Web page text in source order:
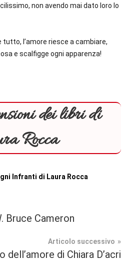
non avendo mai dato loro lo
tutto, l’amore riesce a cambiare,
e scalfigge ogni apparenza!
dei libri di
Rocca
Infranti di Laura Rocca
Bruce Cameron
Articolo successivo
dell’amore di Chiara D’acri